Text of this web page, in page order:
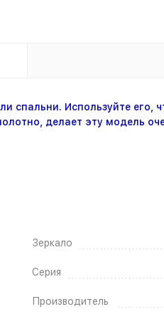
Используйте его,
делает эту модель
Зеркало
Серия
Производитель